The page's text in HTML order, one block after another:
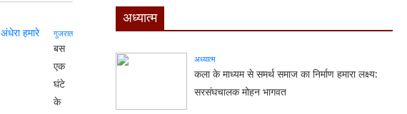
गुजरात
बस
एक
घंटे
के
अध्यात्म
अध्यात्म
कला के माध्यम से समर्थ समाज का निर्माण हमारा लक्ष्य:
सरसंघचालक मोहन भागवत